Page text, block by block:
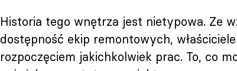
Historia tego wnętrza jest nietypowa. Ze
dostępność ekip remontowych,
rozpoczęciem jakichkolwiek prac. To, co